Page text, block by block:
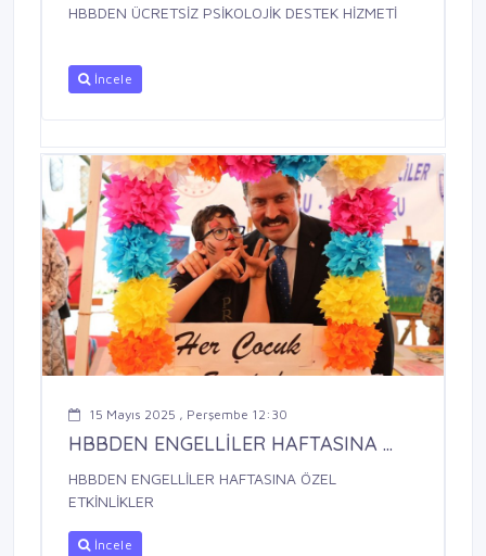
HBBDEN ÜCRETSİZ PSİKOLOJİK DESTEK HİZMETİ
İncele
15 Mayıs 2025 , Perşembe 12:30
HBBDEN ENGELLİLER HAFTASINA ...
HBBDEN ENGELLİLER HAFTASINA ÖZEL
ETKİNLİKLER
İncele